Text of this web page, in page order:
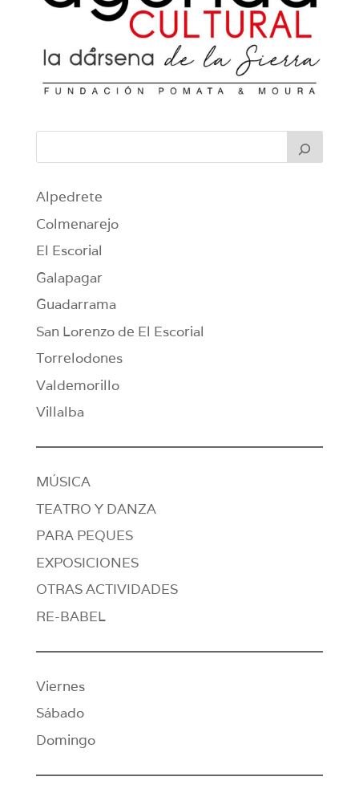
Alpedrete
Colmenarejo
El Escorial
Galapagar
Guadarrama
San Lorenzo de El Escorial
Torrelodones
Valdemorillo
Villalba
MÚSICA
TEATRO Y DANZA
PARA PEQUES
EXPOSICIONES
OTRAS ACTIVIDADES
RE-BABEL
Viernes
Sábado
Domingo